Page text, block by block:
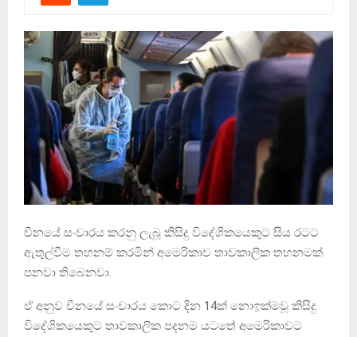
චීනයේ සංචාරය කරනු ලැබූ කිසිදු විදේශිකයෙකුට සිය රටට
ඇතුල්වීම තහනම් කරමින් අමෙරිකාව තාවකාලික තහනමක්
පනවා තිබෙනවා.
ඒ අනුව චීනයේ සංචාරය කොට දින 14ක් නොඉක්මවූ කිසිදු
විදේශිකයෙකුට තාවකාලික පදනම යටතේ අමෙරිකාවට